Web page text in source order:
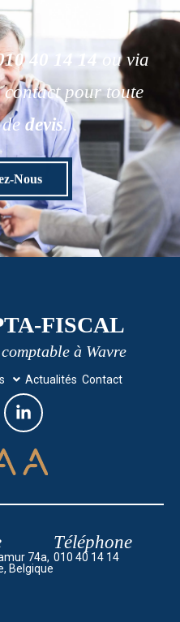
40 14 14
ou via
pour toute
devis.
Nous
FISCAL
à Wavre
Actualités Contact
74a,
Belgique
Téléphone
010 40 14 14